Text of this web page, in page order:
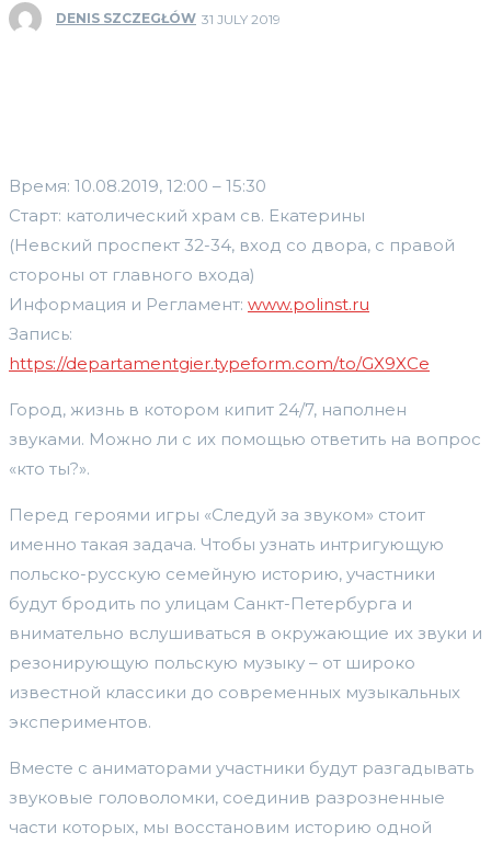
DENIS SZCZEGŁÓW 31 JULY 2019
Время: 10.08.2019, 12:00 – 15:30
Старт: католический храм св. Екатерины
(Невский проспект 32-34, вход со двора, с правой
стороны от главного входа)
Информация и Регламент: www.polinst.ru
Запись:
https://departamentgier.typeform.com/to/GX9XCe
Город, жизнь в котором кипит 24/7, наполнен
звуками. Можно ли с их помощью ответить на вопрос
«кто ты?».
Перед героями игры «Следуй за звуком» стоит
именно такая задача. Чтобы узнать интригующую
польско-русскую семейную историю, участники
будут бродить по улицам Санкт-Петербурга и
внимательно вслушиваться в окружающие их звуки и
резонирующую польскую музыку – от широко
известной классики до современных музыкальных
экспериментов.
Вместе с аниматорами участники будут разгадывать
звуковые головоломки, соединив разрозненные
части которых, мы восстановим историю одной